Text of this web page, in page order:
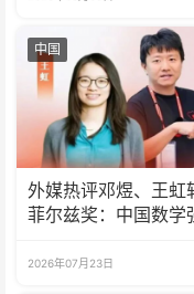
中国
外媒热评邓煜、王虹
菲尔兹奖：中国数学
2026年07月23日